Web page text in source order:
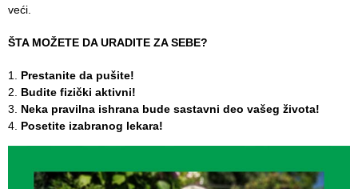
veći.
ŠTA MOŽETE DA URADITE ZA SEBE?
Prestanite da pušite!
Budite fizički aktivni!
Neka pravilna ishrana bude sastavni deo vašeg života!
Posetite izabranog lekara!
KALENDAR
EDUKATIVNI
MATERIJAL
Kontakt